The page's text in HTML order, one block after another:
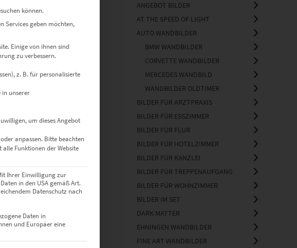
Out
können auf der Produktseite gewählt werden
ANGEBOT BILDER
AT THE SPEED OF LIGHT
AUTO WANDBILDER
BMW WANDBILDER
CORVETTE WANDBILDER
MERCEDES WANDBILD
WANDBILDER OLDTIMER
BILDER FÜR ARZTPRAXIS
BILDER FÜR ESSZIMMER
BILDER FÜR FLUR
BILDER FÜR HOTELZIMMER
BILDER FÜR KANZLEI
BILDER FÜR TREPPENAUFGANG
BILDER FÜR WOHNZIMMER
BILDER IM SET
DARK MATTER
EHNINGEN WANDBILDER
FINE ART WANDBILDER
können.
Services geben möchten,
Einige von ihnen sind
zu verbessern.
z. B. für personalisierte
in unserer
um dieses Angebot
anpassen. Bitte beachten
Funktionen der Website
Ihrer Einwilligung zur
in den USA gemäß Art.
Datenschutz nach
Daten in
und Europäer eine